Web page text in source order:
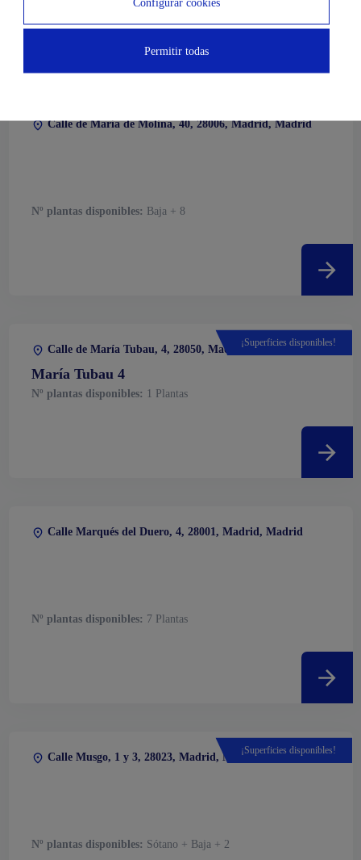
Calle de María de Molina, 40, 28006, Madrid, Madrid
Nº plantas disponibles: Baja + 8
¡Superficies disponibles!
Calle de María Tubau, 4, 28050, Madrid, Madrid
María Tubau 4
Nº plantas disponibles: 1 Plantas
Calle Marqués del Duero, 4, 28001, Madrid, Madrid
Nº plantas disponibles: 7 Plantas
¡Superficies disponibles!
Calle Musgo, 1 y 3, 28023, Madrid, Madrid
Nº plantas disponibles: Sótano + Baja + 2
Configurar cookies
Permitir todas